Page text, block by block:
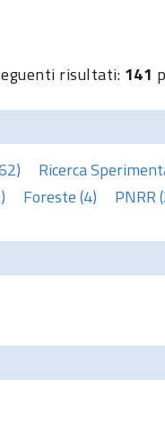
risultati: 141
Ricerca
Foreste (4) PNRR